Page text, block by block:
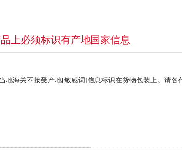
上必须标识有产地国家信息
海关不接受产地[敏感词]信息标识在货物包装上。请